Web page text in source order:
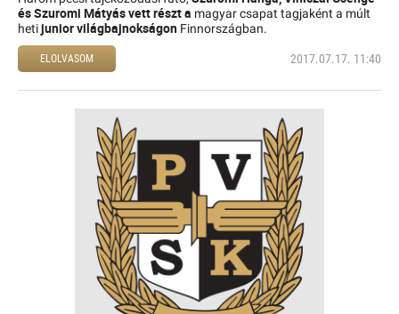
és Szuromi Mátyás vett részt a magyar csapat tagjaként a múlt
hetijunior világbajnokságon Finnországban.
ELOLVASOM 2017.07.17. 11:40